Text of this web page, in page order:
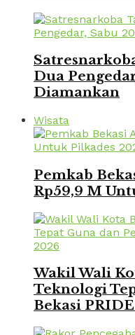
Dua
Diamankan
Wisata
Pemkab
Rp59,9 M
Wakil Wali
Teknologi
Bekasi